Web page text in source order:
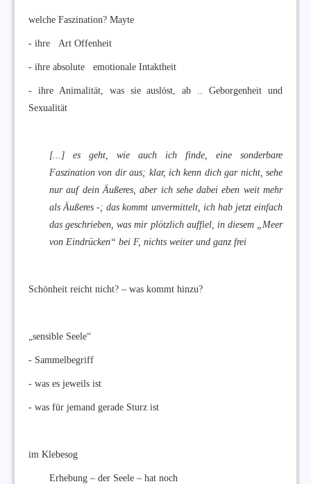
welche Faszination? Mayte
- ihre Art Offenheit
- ihre absolute emotionale Intaktheit
- ihre Animalität, was sie auslöst, ab .. Geborgenheit und
Sexualität
[...] es geht, wie auch ich finde, eine sonderbare
Faszination von dir aus; klar, ich kenn dich gar nicht, sehe
nur auf dein Äußeres, aber ich sehe dabei eben weit mehr
als Äußeres -; das kommt unvermittelt, ich hab jetzt einfach
das geschrieben, was mir plötzlich auffiel, in diesem „Meer
von Eindrücken“ bei F, nichts weiter und ganz frei
Schönheit reicht nicht? – was kommt hinzu?
„sensible Seele“
- Sammelbegriff
- was es jeweils ist
- was für jemand gerade Sturz ist
im Klebesog
Erhebung – der Seele – hat noch